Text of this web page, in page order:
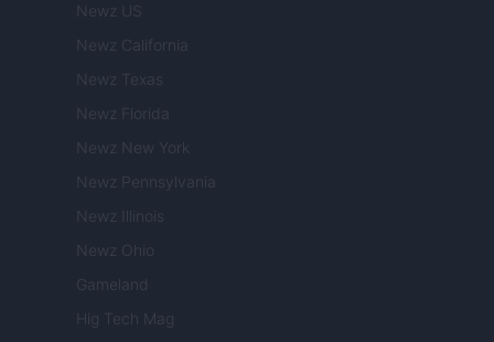
Newz US
Newz California
Newz Texas
Newz Florida
Newz New York
Newz Pennsylvania
Newz Illinois
Newz Ohio
Gameland
Hig Tech Mag